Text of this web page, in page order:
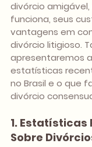
divórcio
funciona, seus
vantagens em
divórcio litigioso.
apresentaremos
estatísticas
no Brasil e o que
divórcio
1. Estatísticas
Sobre